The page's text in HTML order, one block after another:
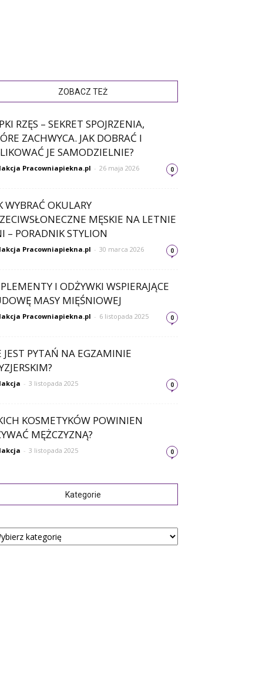
ZOBACZ TEŻ
RZĘS – SEKRET SPOJRZENIA,
ZACHWYCA. JAK DOBRAĆ I
JE SAMODZIELNIE?
Pracowniapiekna.pl - 26 maja 2026 0
WYBRAĆ OKULARY
MĘSKIE NA LETNIE
– PORADNIK STYLION
Pracowniapiekna.pl - 30 marca 2026 0
I ODŻYWKI WSPIERAJĄCE
MASY MIĘŚNIOWEJ
Pracowniapiekna.pl - 6 listopada 2025 0
JEST PYTAŃ NA EGZAMINIE
- 3 listopada 2025 0
KOSMETYKÓW POWINIEN
MĘŻCZYZNĄ?
- 3 listopada 2025 0
Kategorie